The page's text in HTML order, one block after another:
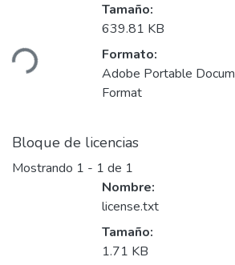
Tamaño:
639.81 KB
Formato:
Adobe Portable
Format
Bloque de licencias
Mostrando 1 - 1 de 1
Nombre:
license.txt
Tamaño:
1.71 KB